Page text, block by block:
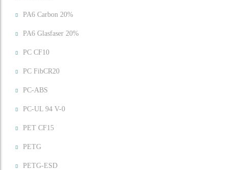
PA6 Carbon 20%
PA6 Glasfaser 20%
PC CF10
PC FibCR20
PC-ABS
PC-UL 94 V-0
PET CF15
PETG
PETG-ESD